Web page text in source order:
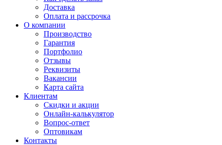
Доставка
Оплата и рассрочка
О компании
Производство
Гарантия
Портфолио
Отзывы
Реквизиты
Вакансии
Карта сайта
Клиентам
Скидки и акции
Онлайн-калькулятор
Вопрос-ответ
Оптовикам
Контакты